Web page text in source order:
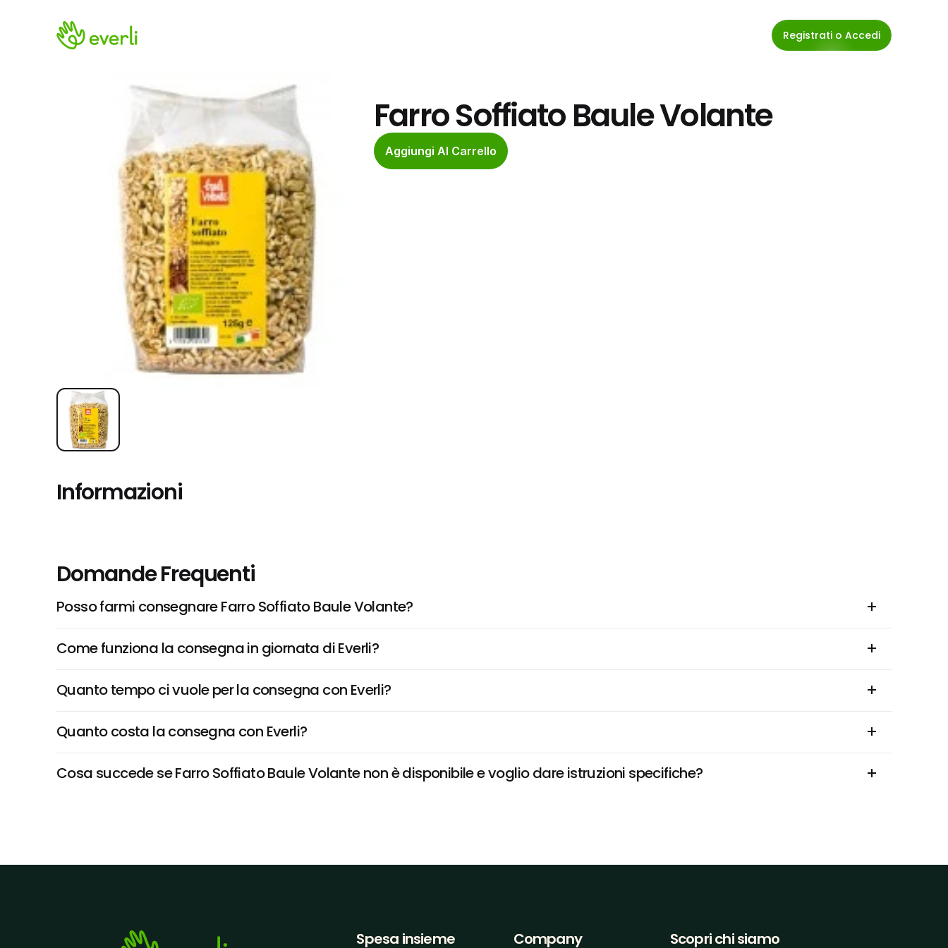
Registrati o Accedi
Farro Soffiato Baule Volante
Aggiungi Al Carrello
Informazioni
Domande Frequenti
Posso farmi consegnare Farro Soffiato Baule Volante?
Come funziona la consegna in giornata di Everli?
Quanto tempo ci vuole per la consegna con Everli?
Quanto costa la consegna con Everli?
Cosa succede se Farro Soffiato Baule Volante non è disponibile e voglio dare istruzioni specifiche?
Spesa insieme Company Scopri chi siamo